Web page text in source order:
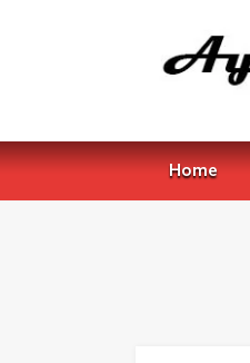
Home